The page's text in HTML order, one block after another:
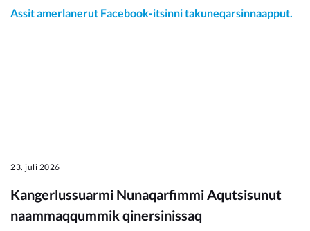
Assit amerlanerut Facebook-itsinni takuneqarsinnaapput.
23. juli 2026
Kangerlussuarmi Nunaqarfimmi Aqutsisunut
naammaqqummik qinersinissaq